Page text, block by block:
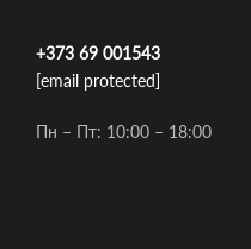
+373 69 001543
[email protected]
Пн – Пт: 10:00 – 18:00